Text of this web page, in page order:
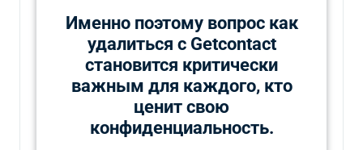
Именно поэтому вопрос как
удалиться с Getcontact
становится критически
важным для каждого, кто
ценит свою
конфиденциальность.